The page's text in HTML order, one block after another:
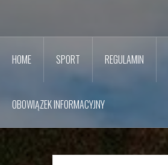
HOME SPORT REGULAMIN
OBOWIĄZEK INFORMACYJNY